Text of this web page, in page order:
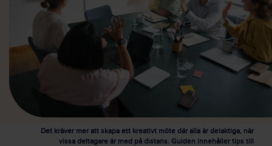
Det kräver mer att skapa ett kreativt möte där alla är delaktiga, när
vissa deltagare är med på distans. Guiden innehåller tips till